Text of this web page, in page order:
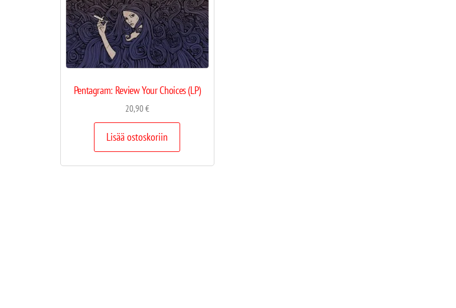
Pentagram: Review Your Choices (LP)
20,90€
Lisää ostoskoriin